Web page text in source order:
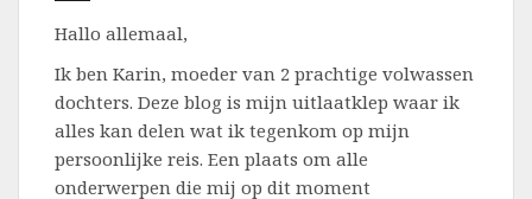
Hallo allemaal,
Ik ben Karin, moeder van 2 prachtige volwassen
dochters. Deze blog is mijn uitlaatklep waar ik
alles kan delen wat ik tegenkom op mijn
persoonlijke reis. Een plaats om alle
onderwerpen die mij op dit moment